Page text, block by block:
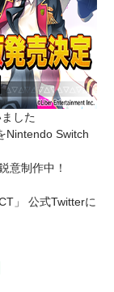
した
Nintendo Switch
意制作中！
」 公式Twitterに